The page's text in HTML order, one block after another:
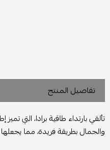
تفاصيل المنتج
تألقي بارتداء طاقية برادا، التي
والجمال بطريقة فريدة، مما يجعلها